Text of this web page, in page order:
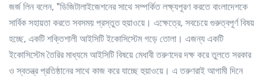
জর্জ লিন বলেন, "ডিজিটালাইজেশনের সাথে সম্পর্কিত লক্ষ্যপূরণ করতে বাংলাদেশকে
সার্বিক সহায়তা করতে সবসময় প্রস্তুত হুয়াওয়ে। এক্ষেত্রে, সবচেয়ে গুরুত্বপূর্ণ বিষয়
হচ্ছে, একটি শক্তিশালী আইসিটি ইকোসিস্টেম গড়ে তোলা। এজন্য একটি
ইকোসিস্টেম তৈরির মাধ্যমে আইসিটি বিষয়ে মেধাবী তরুণদের দক্ষ করে তুলতে সরকার
ও স্বতন্ত্র প্রতিষ্ঠানের সাথে কাজ করে যাচ্ছে হুয়াওয়ে। এ তরুণরাই আগামী দিনে